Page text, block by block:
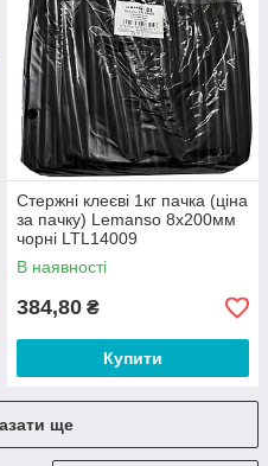
Стержні клеєві 1кг пачка (ціна
за пачку) Lemanso 8x200мм
чорні LTL14009
В наявності
384,80 ₴
Купити
ще